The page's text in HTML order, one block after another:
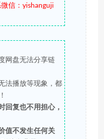
信：yishanguji
网盘无法分享链
法播放等现象，都
回复也不用担心，
值不发生任何关